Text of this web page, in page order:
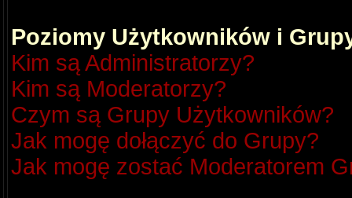
Poziomy Użytkowników i
Kim są Administratorzy?
Kim są Moderatorzy?
Czym są Grupy Użytkowników?
Jak mogę dołączyć do Grupy?
Jak mogę zostać Moderatorem